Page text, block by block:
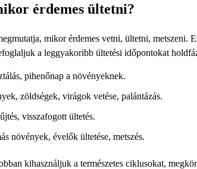
érdemes ültetni?
mikor érdemes vetni, ültetni, metszeni.
a leggyakoribb ültetési időpontokat
pihenőnap a növényeknek.
zöldségek, virágok vetése, palántázás.
visszafogott ültetés.
növények, évelők ültetése, metszés.
kihasználjuk a természetes ciklusokat,